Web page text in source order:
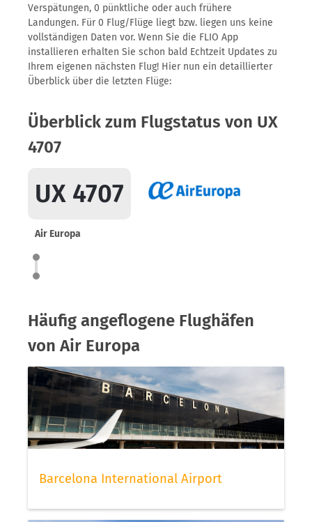
Verspätungen, 0 pünktliche oder auch frühere
Landungen. Für 0 Flug/Flüge liegt bzw. liegen uns keine
vollständigen Daten vor. Wenn Sie die FLIO App
installieren erhalten Sie schon bald Echtzeit Updates zu
Ihrem eigenen nächsten Flug! Hier nun ein detaillierter
Überblick über die letzten Flüge:
Überblick zum Flugstatus von UX
4707
UX 4707
Air Europa
Häufig angeflogene Flughäfen
von Air Europa
Barcelona International Airport